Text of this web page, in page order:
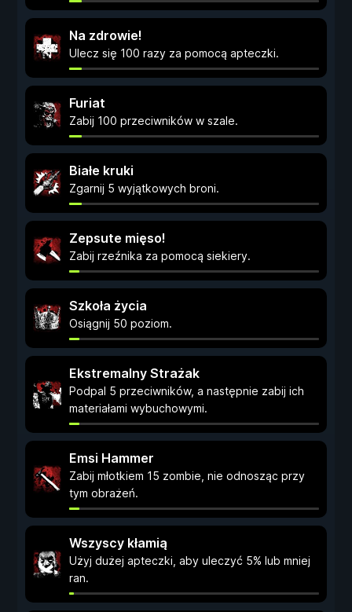
Na zdrowie!
Ulecz się 100 razy za pomocą apteczki.
Furiat
Zabij 100 przeciwników w szale.
Białe kruki
Zgarnij 5 wyjątkowych broni.
Zepsute mięso!
Zabij rzeźnika za pomocą siekiery.
Szkoła życia
Osiągnij 50 poziom.
Ekstremalny Strażak
Podpal 5 przeciwników, a następnie zabij ich
materiałami wybuchowymi.
Emsi Hammer
Zabij młotkiem 15 zombie, nie odnosząc przy
tym obrażeń.
Wszyscy kłamią
Użyj dużej apteczki, aby uleczyć 5% lub mniej
ran.